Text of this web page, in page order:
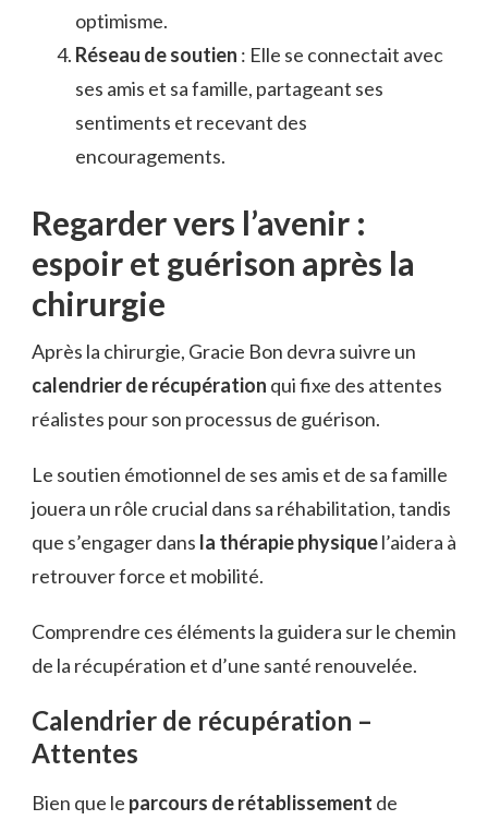
optimisme.
Réseau de soutien : Elle se connectait avec
ses amis et sa famille, partageant ses
sentiments et recevant des
encouragements.
Regarder vers l’avenir :
espoir et guérison après la
chirurgie
Après la chirurgie, Gracie Bon devra suivre un
calendrier de récupération qui fixe des attentes
réalistes pour son processus de guérison.
Le soutien émotionnel de ses amis et de sa famille
jouera un rôle crucial dans sa réhabilitation, tandis
que s’engager dans la thérapie physiquel’aidera à
retrouver force et mobilité.
Comprendre ces éléments la guidera sur le chemin
de la récupération et d’une santé renouvelée.
Calendrier de récupération –
Attentes
Bien que le parcours de rétablissement de